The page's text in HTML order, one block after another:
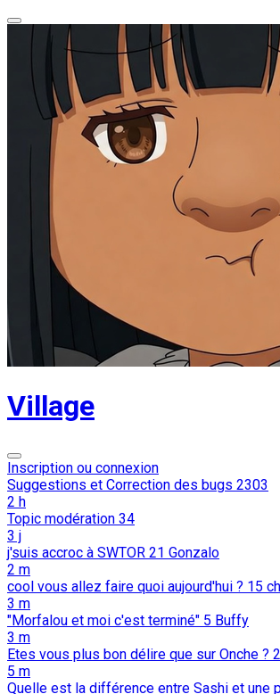
Village
Inscription ou connexion
Suggestions et Correction des bugs 2303
2 h
Topic modération 34
3 j
j'suis accroc à SWTOR 21 Gonzalo
2 m
cool vous allez faire quoi aujourd'hui ? 15
3 m
"Morfalou et moi c'est terminé" 5 Buffy
3 m
Etes vous plus bon délire que sur Onche ?
5 m
Quelle est la différence entre Sashi et une